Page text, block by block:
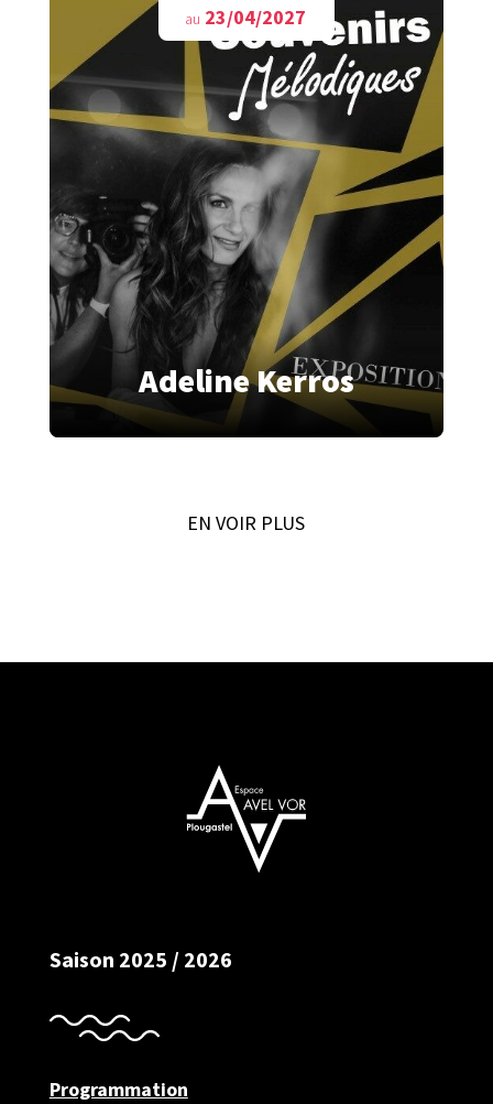
au 23/04/2027
Adeline Kerros
EN VOIR PLUS
Saison 2025 / 2026
Programmation